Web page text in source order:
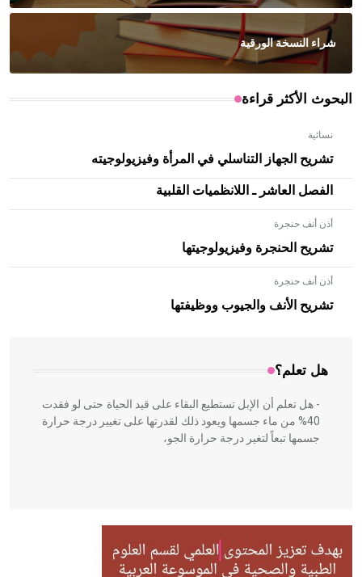
شراء النسخة الورقية
البحوث الأكثر قراءة
نسائية
تشريح الجهاز التناسلي في المرأة وفيزيولوجيته
الفصل العاشر ـ اللانظميات القلبية
أذن أنف حنجرة
تشريح الحنجرة وفيزيولوجيتها
أذن أنف حنجرة
تشريح الأنف والجيوب ووظيفتها
هل تعلم؟
- هل تعلم أن الأبلق نوع من الفنون الهندسية التي ارتبطت
بالعمارة الإسلامية في بلاد الشام ومصر خاصة، حيث يحرص
المعمار على بناء مداميكه وخاصة في الواجهات
- هل تعلم أن الإبل تستطيع البقاء على قيد الحياة حتى لو فقدت
40% من ماء جسمها ويعود ذلك لقدرتها على تغيير درجة حرارة
جسمها تبعاً لتغير درجة حرارة الجو،
- هل تعلم أن أبقراط كتب في الطب أربعة مؤلفات هي:
الحكم، الأدلة، تنظيم التغذية، ورسالته في جروح الرأس. ويعود
له الفضل بأنه حرر الطب من الدين والفلسفة.